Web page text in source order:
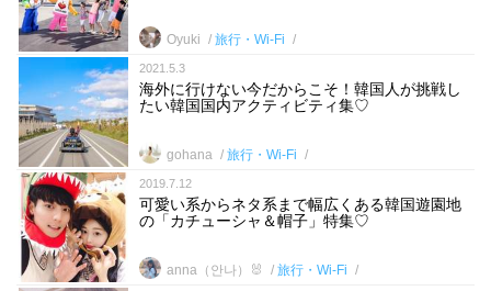
Oyuki 旅行・Wi-Fi
2021.5.3
海外に行けない今だからこそ！韓国人が挑戦し
たい韓国国内アクティビティ集♡
gohana 旅行・Wi-Fi
2019.7.12
可愛い系からネタ系まで幅広くある韓国遊園地
の「カチューシャ＆帽子」特集♡
anna（안나）🐰 旅行・Wi-Fi